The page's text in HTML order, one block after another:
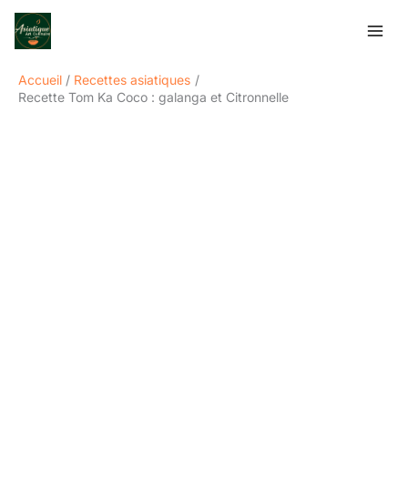
Aller
Accueil
Recettes asiatiques
Recette Tom Ka Coco : galanga et Citronnelle
Rechercher